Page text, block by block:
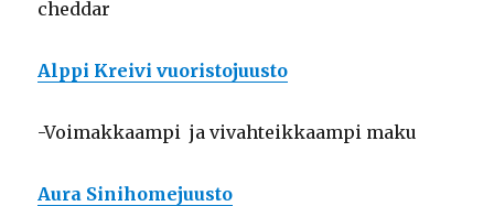
cheddar
Alppi Kreivi vuoristojuusto
-Voimakkaampi ja vivahteikkaampi maku
Aura Sinihomejuusto